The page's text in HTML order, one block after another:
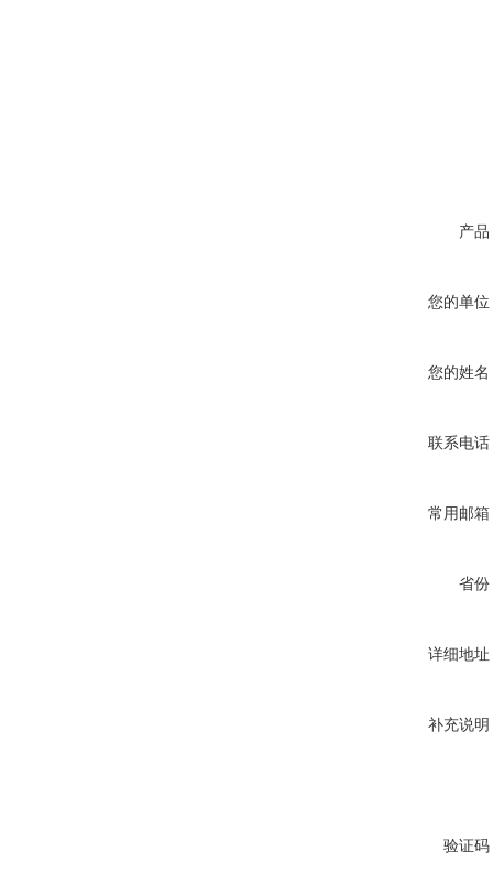
产品
您的单位
您的姓名
联系电话
常用邮箱
省份
详细地址
补充说明
验证码